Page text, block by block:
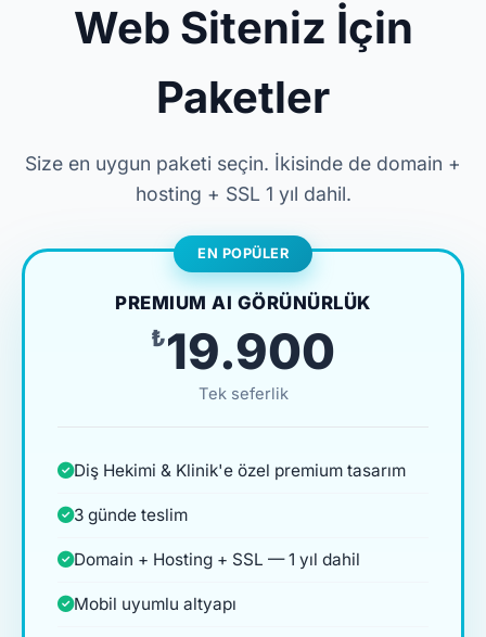
Web Siteniz İçin
Paketler
Size en uygun paketi seçin. İkisinde de domain +
hosting + SSL 1 yıl dahil.
EN POPÜLER
PREMIUM AI GÖRÜNÜRLÜK
₺19.900
Tek seferlik
Diş Hekimi & Klinik'e özel premium tasarım
3 günde teslim
Domain + Hosting + SSL — 1 yıl dahil
Mobil uyumlu altyapı